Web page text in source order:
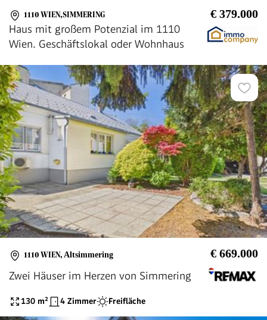
1110 WIEN,SIMMERING € 379.000
Haus mit großem Potenzial im 1110
Wien. Geschäftslokal oder Wohnhaus
1110 WIEN, Altsimmering € 669.000
Zwei Häuser im Herzen von Simmering
130 m² 4 Zimmer Freifläche